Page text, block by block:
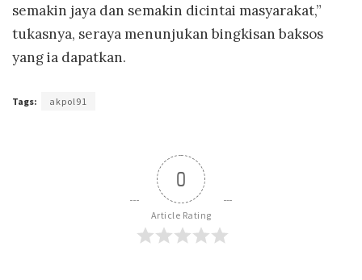
semakin jaya dan semakin dicintai masyarakat,”
tukasnya, seraya menunjukan bingkisan baksos
yang ia dapatkan.
Tags: akpol91
0
Article Rating